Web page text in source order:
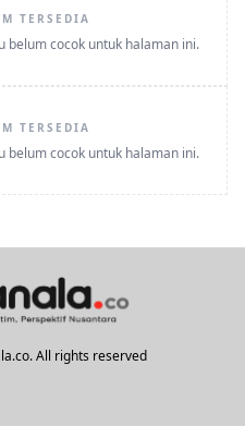
TERSEDIA
belum cocok untuk halaman ini.
TERSEDIA
belum cocok untuk halaman ini.
All rights reserved